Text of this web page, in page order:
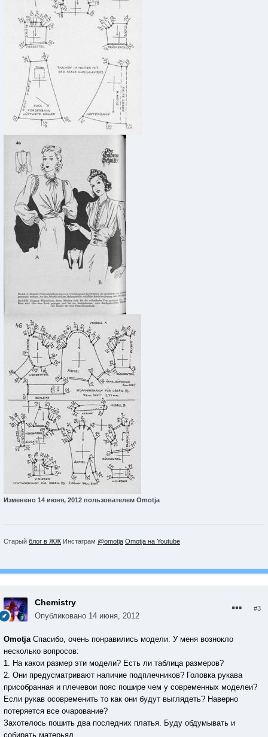
Изменено 14 июня, 2012 пользователем Omotja
Старый блог в ЖЖ Инстаграм @omotja Omotja на Youtube
Chemistry
Опубликовано 14 июня, 2012
#3
OmotjaСпасибо, очень понравились модели. У меня вознокло
несколько вопросов:
1. На какои размер эти модели? Есть ли таблица размеров?
2. Они предусматривают наличие подплечников? Головка рукава
присобранная и плечевои пояс пошире чем у современных моделеи?
Если рукав осовременить то как они будут выглядеть? Наверно
потеряется все очарование?
Захотелось пошить два последних платья. Буду обдумывать и
собирать матерьял.